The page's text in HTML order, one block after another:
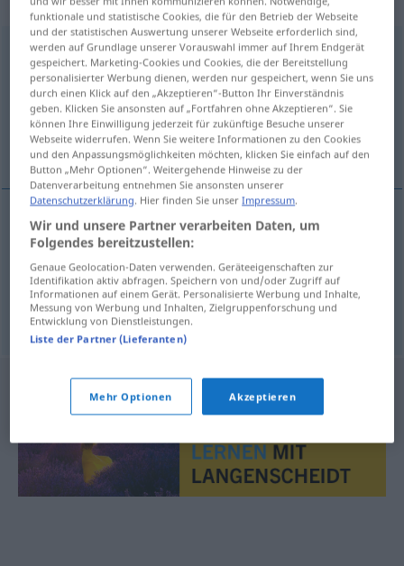
Anfangsgründempl
Übersicht aller Übersetzungen
(Für mehr Details die Übersetzung anklicken/antippen)
notions élémentaires, rudiments
notionsfplélémentaires
Wissenschaft
rudimentsmpl Anfangsgründe
funktionale und statistische Cookies, die für den Betrieb der Webseite
und der statistischen Auswertung unserer Webseite erforderlich sind,
werden auf Grundlage unserer Vorauswahl immer auf Ihrem Endgerät
gespeichert. Marketing-Cookies und Cookies, die der Bereitstellung
personalisierter Werbung dienen, werden nur gespeichert, wenn Sie uns
durch einen Klick auf den „Akzeptieren“-Button Ihr Einverständnis
geben. Klicken Sie ansonsten auf „Fortfahren ohne Akzeptieren“. Sie
können Ihre Einwilligung jederzeit für zukünftige Besuche unserer
Webseite widerrufen. Wenn Sie weitere Informationen zu den Cookies
und den Anpassungsmöglichkeiten möchten, klicken Sie einfach auf den
Button „Mehr Optionen“. Weitergehende Hinweise zu der
Datenverarbeitung entnehmen Sie ansonsten unserer
Datenschutzerklärung. Hier finden Sie unserImpressum.
Wir und unsere Partner verarbeiten Daten, um
Folgendes bereitzustellen:
Genaue Geolocation-Daten verwenden. Geräteeigenschaften zur
Identifikation aktiv abfragen. Speichern von und/oder Zugriff auf
Informationen auf einem Gerät. Personalisierte Werbung und Inhalte,
Messung von Werbung und Inhalten, Zielgruppenforschung und
Entwicklung von Dienstleistungen.
Liste der Partner (Lieferanten)
Mehr Optionen Akzeptieren